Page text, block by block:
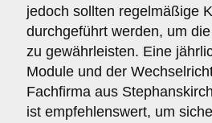
jedoch sollten regelmäßige
durchgeführt werden, um
zu gewährleisten. Eine
Module und der
Fachfirma aus
ist empfehlenswert, um